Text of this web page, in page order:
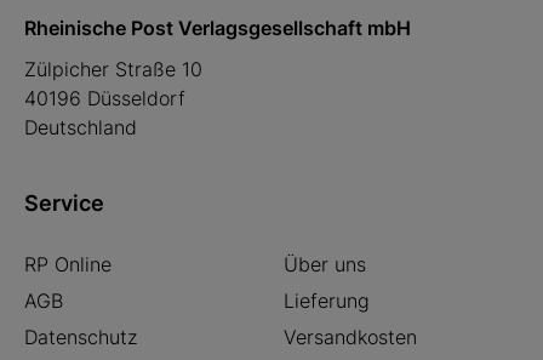
Rheinische Post Verlagsgesellschaft mbH
Zülpicher Straße 10
40196 Düsseldorf
Deutschland
Service
RP Online
Über uns
AGB
Lieferung
Datenschutz
Versandkosten